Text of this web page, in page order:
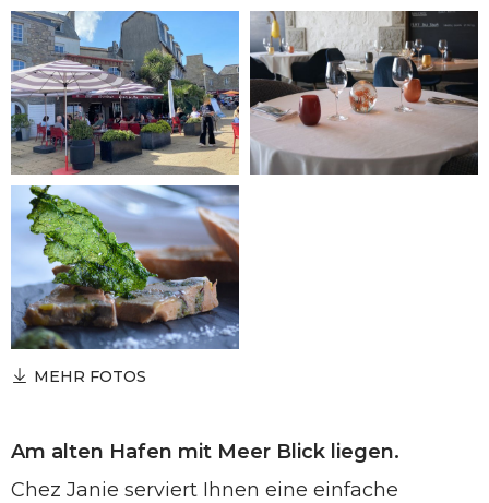
MEHR FOTOS
Am alten Hafen mit Meer Blick liegen.
Chez Janie serviert Ihnen eine einfache